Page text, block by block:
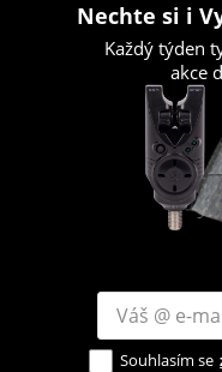
Nechte si i
Každý týden
akce
Souhlasím se